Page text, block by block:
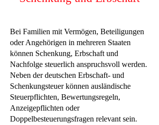
Bei Familien mit Vermögen, Beteiligungen
oder Angehörigen in mehreren Staaten
können Schenkung, Erbschaft und
Nachfolge steuerlich anspruchsvoll werden.
Neben der deutschen Erbschaft- und
Schenkungsteuer können ausländische
Steuerpflichten, Bewertungsregeln,
Anzeigepflichten oder
Doppelbesteuerungsfragen relevant sein.